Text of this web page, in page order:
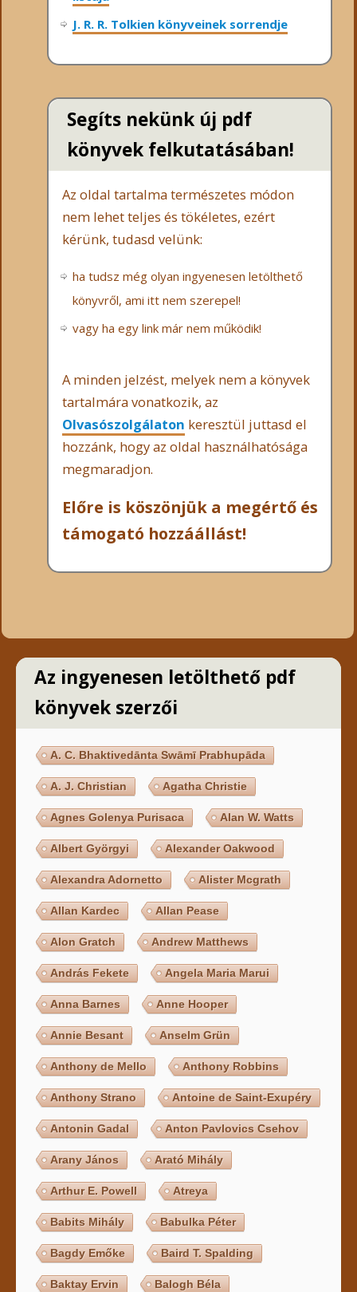
J. R. R. Tolkien könyveinek sorrendje
Segíts nekünk új pdf
könyvek felkutatásában!
Az oldal tartalma természetes módon
nem lehet teljes és tökéletes, ezért
kérünk, tudasd velünk:
ha tudsz még olyan ingyenesen letölthető
könyvről, ami itt nem szerepel!
vagy ha egy link már nem működik!
A minden jelzést, melyek nem a könyvek
tartalmára vonatkozik, az
Olvasószolgálaton keresztül juttasd el
hozzánk, hogy az oldal használhatósága
megmaradjon.
Előre is köszönjük a megértő és
támogató hozzáállást!
Az ingyenesen letölthető pdf
könyvek szerzői
A. C. Bhaktivedānta Swāmī Prabhupāda
A. J. Christian Agatha Christie
Agnes Golenya Purisaca Alan W. Watts
Albert Györgyi Alexander Oakwood
Alexandra Adornetto Alister Mcgrath
Allan Kardec Allan Pease
Alon Gratch Andrew Matthews
András Fekete Angela Maria Marui
Anna Barnes Anne Hooper
Annie Besant Anselm Grün
Anthony de Mello Anthony Robbins
Anthony Strano Antoine de Saint-Exupéry
Antonin Gadal Anton Pavlovics Csehov
Arany János Arató Mihály
Arthur E. Powell Atreya
Babits Mihály Babulka Péter
Bagdy Emőke Baird T. Spalding
Baktay Ervin Balogh Béla